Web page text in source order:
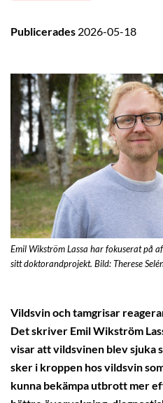
Publicerades 2026-05-18
Emil Wikström Lassa har fokuserat på
sitt doktorandprojekt. Bild: Therese
Vildsvin och tamgrisar
Det skriver Emil Wikström
visar att vildsvinen blev sjuka
sker i kroppen hos vildsvin
kunna bekämpa utbrott mer